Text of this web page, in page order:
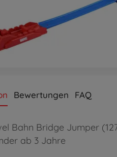
Bewertungen FAQ
Bahn Bridge Jumper
ab 3 Jahre